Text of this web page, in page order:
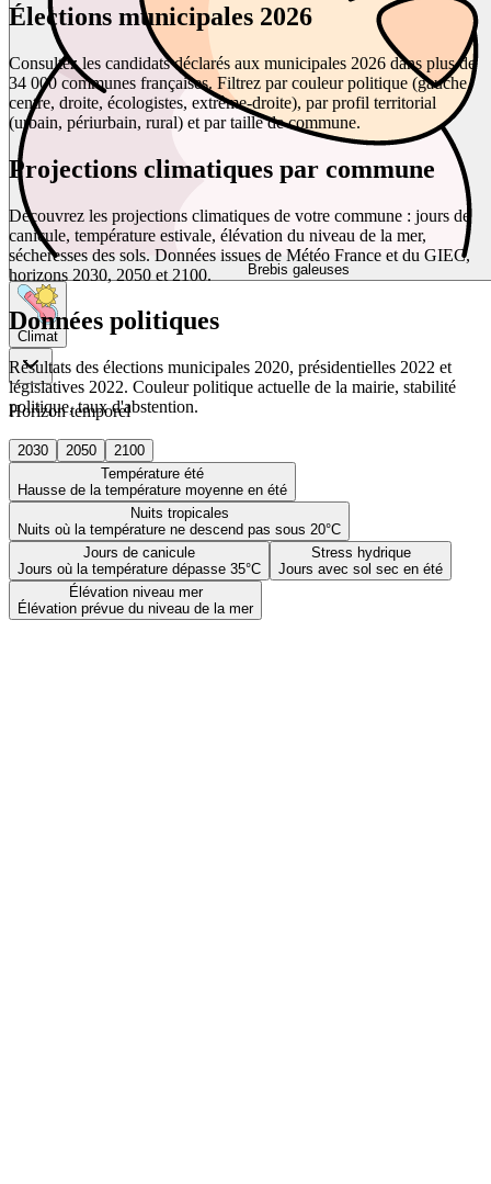
Brebis galeuses
Climat
Horizon temporel
2030 2050
2100
Température été
Hausse de la température moyenne en été
Nuits tropicales
Nuits où la température ne descend pas sous 20°C
Jours de canicule
Jours où la température dépasse 35°C
Stress hydrique
Jours avec sol sec en été
Élévation niveau mer
Élévation prévue du niveau de la mer
Élections municipales 2026
Consultez les candidats déclarés aux municipales 2026 dans plus de
34 000 communes françaises. Filtrez par couleur politique (gauche,
centre, droite, écologistes, extrême-droite), par profil territorial
(urbain, périurbain, rural) et par taille de commune.
Projections climatiques par commune
Découvrez les projections climatiques de votre commune : jours de
canicule, température estivale, élévation du niveau de la mer,
sécheresses des sols. Données issues de Météo France et du GIEC,
horizons 2030, 2050 et 2100.
Données politiques
Résultats des élections municipales 2020, présidentielles 2022 et
législatives 2022. Couleur politique actuelle de la mairie, stabilité
politique, taux d'abstention.